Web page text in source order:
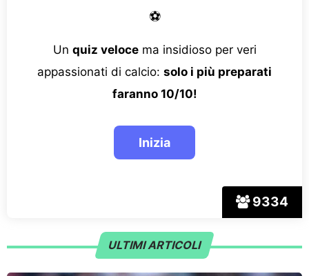
9334
⚽
Un quiz velocema insidioso per veri
appassionati di calcio: solo i più preparati
faranno 10/10!
ULTIMI ARTICOLI